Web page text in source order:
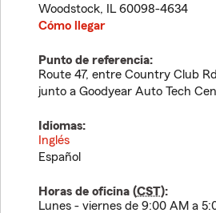
Woodstock, IL 60098-4634
Cómo llegar
Punto de referencia:
Route 47, entre Country Club
junto a Goodyear Auto Tech
Idiomas:
Inglés
Español
Horas de oficina (CST):
Lunes - viernes de 9:00 AM a